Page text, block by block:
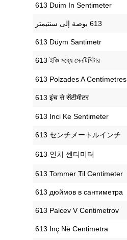
‎613 Duim In Sentimeter
‎613 Düym Santimetr
‎613 ইঞ্চি মধ্যে সেনটিমিটার
‎613 Polzades A Centímetres
‎613 इंच से सेंटीमीटर
‎613 Inci Ke Sentimeter
‎613 センチメートルインチ
‎613 인치 센티미터
‎613 Tommer Til Centimeter
‎613 дюймов в сантиметра
‎613 Palcev V Centimetrov
‎613 Inç Në Centimetra